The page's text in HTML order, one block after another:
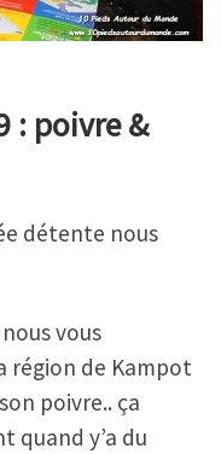
: poivre &
détente nous
vous
région de Kampot
poivre.. ça
quand y’a du